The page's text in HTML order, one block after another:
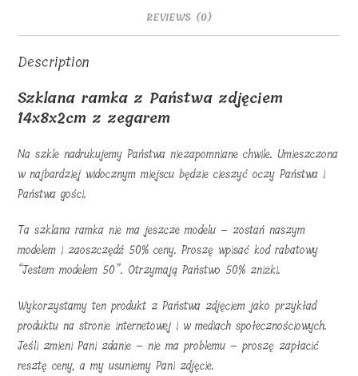
REVIEWS (0)
Description
Szklana ramka z Państwa zdjęciem
14x8x2cm z zegarem
Na szkle nadrukujemy Państwa niezapomniane chwile. Umieszczona
w najbardziej widocznym miejscu będzie cieszyć oczy Państwa i
Państwa gości.
Ta szklana ramka nie ma jeszcze modelu – zostań naszym
modelem i zaoszczędź 50% ceny. Proszę wpisać kod rabatowy
“Jestem modelem 50”. Otrzymają Państwo 50% zniżki.
Wykorzystamy ten produkt z Państwa zdjęciem jako przykład
produktu na stronie internetowej i w mediach społecznościowych.
Jeśli zmieni Pani zdanie – nie ma problemu – proszę zapłacić
resztę ceny, a my usuniemy Pani zdjęcie.